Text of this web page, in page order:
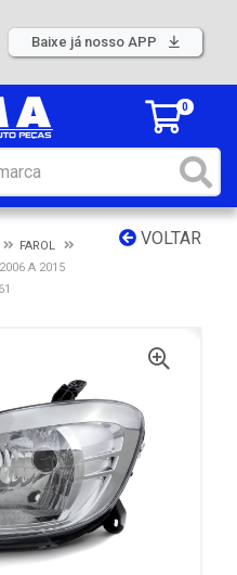
Baixe já nosso APP
0
VOLTAR
FAROL
A 2015